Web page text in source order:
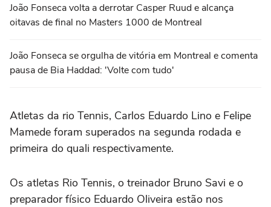
João Fonseca volta a derrotar Casper Ruud e alcança
oitavas de final no Masters 1000 de Montreal
João Fonseca se orgulha de vitória em Montreal e comenta
pausa de Bia Haddad: 'Volte com tudo'
Atletas da rio Tennis, Carlos Eduardo Lino e Felipe
Mamede foram superados na segunda rodada e
primeira do quali respectivamente.
Os atletas Rio Tennis, o treinador Bruno Savi e o
preparador físico Eduardo Oliveira estão nos